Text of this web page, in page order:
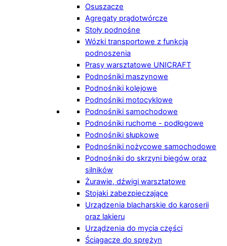
Osuszacze
Agregaty prądotwórcze
Stoły podnośne
Wózki transportowe z funkcją
podnoszenia
Prasy warsztatowe UNICRAFT
Podnośniki maszynowe
Podnośniki kolejowe
Podnośniki motocyklowe
Podnośniki samochodowe
Podnośniki ruchome - podłogowe
Podnośniki słupkowe
Podnośniki nożycowe samochodowe
Podnośniki do skrzyni biegów oraz
silników
Żurawie, dźwigi warsztatowe
Stojaki zabezpieczające
Urządzenia blacharskie do karoserii
oraz lakieru
Urządzenia do mycia części
Ściągacze do sprężyn